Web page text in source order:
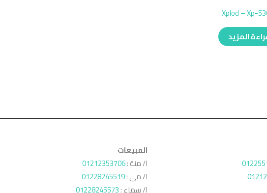
Xplod – Xp-
المزيد
المبيعات
ا/ منة :01212353706
ا/ مي :01228245519
ا/ سماء :01228245573